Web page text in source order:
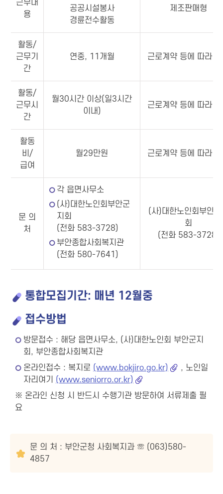
근무내
용
공공시설봉사
경륜전수활동
제조판매형
활동/
근무기
간
연중, 11개월 근로계약 등에 따라
활동/
근무시
간
월30시간 이상(일3시간
이내)
근로계약 등에 따라
활동
비/
급여
월29만원 근로계약 등에 따라
문 의
처
각 읍면사무소
(사)대한노인회부안군
지회
(전화 583-3728)
부안종합사회복지관
(전화 580-7641)
(사)대한노인회부안군
회
(전화 583-3728)
통합모집기간: 매년 12월중
접수방법
방문접수 : 해당 읍면사무소, (사)대한노인회 부안군지
회, 부안종합사회복지관
온라인접수 : 복지로 (www.bokjiro.go.kr)
, 노인일
자리여기 (www.seniorro.or.kr)
※ 온라인 신청 시 반드시 수행기관 방문하여 서류제출 필
요
문 의 처 : 부안군청 사회복지과 ☏ (063)580-
4857